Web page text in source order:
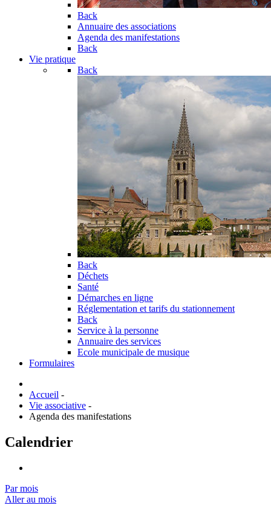
Back
Annuaire des associations
Agenda des manifestations
Back
Vie pratique
Back
Back
Déchets
Santé
Démarches en ligne
Réglementation et tarifs du stationnement
Back
Service à la personne
Annuaire des services
Ecole municipale de musique
Formulaires
Accueil -
Vie associative -
Agenda des manifestations
Calendrier
Par mois
Aller au mois